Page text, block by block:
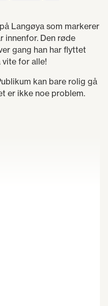
Langøya som markerer
innenfor. Den røde
gang han har flyttet
for alle!
kan bare rolig gå
er ikke noe problem.